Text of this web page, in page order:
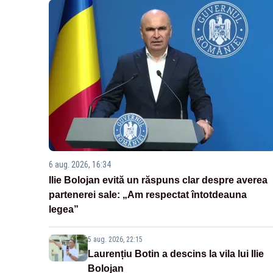
6 aug. 2026, 16:34
Ilie Bolojan evită un răspuns clar despre averea
partenerei sale: „Am respectat întotdeauna
legea”
5 aug. 2026, 22:15
Laurențiu Botin a descins la vila lui Ilie
Bolojan